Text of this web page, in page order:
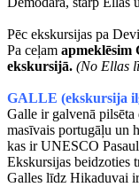
Pēc ekskursijas pa
Pa ceļam apmeklēsim
ekskursijā. (No Ellas
GALLE (ekskursija
Galle ir galvenā
masīvais portugāļu un
kas ir UNESCO
Ekskursijas beidzoties
Galles līdz Hikaduvai